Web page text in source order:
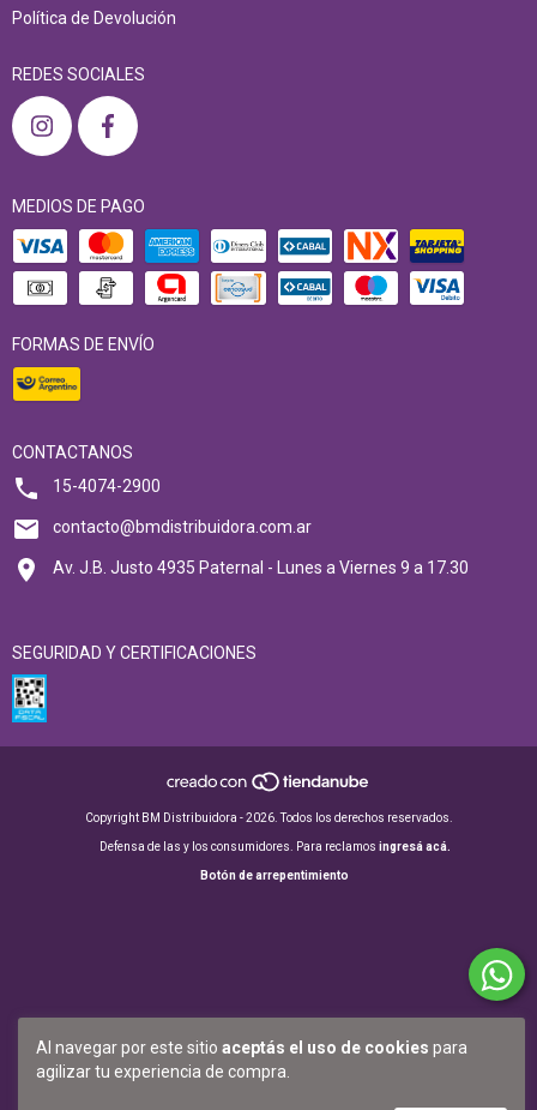
Al navegar por este sitio aceptás el uso de cookies para
agilizar tu experiencia de compra.
Política de Devolución
REDES SOCIALES
MEDIOS DE PAGO
FORMAS DE ENVÍO
CONTACTANOS
15-4074-2900
contacto@bmdistribuidora.com.ar
Av. J.B. Justo 4935 Paternal - Lunes a Viernes 9 a 17.30
SEGURIDAD Y CERTIFICACIONES
Copyright BM Distribuidora - 2026. Todos los derechos reservados.
Defensa de las y los consumidores. Para reclamos ingresá acá.
Botón de arrepentimiento